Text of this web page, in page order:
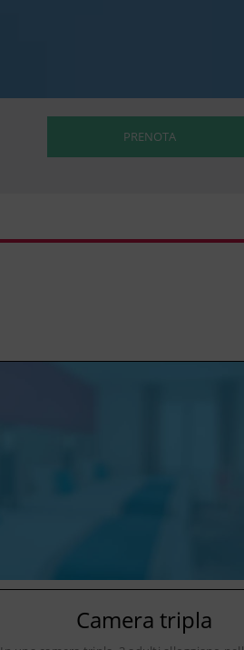
PRENOTA
Camera tripla